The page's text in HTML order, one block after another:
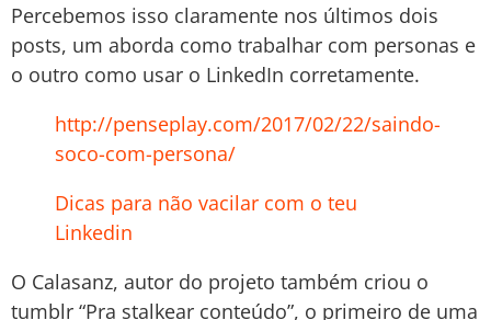
Percebemos isso claramente nos últimos dois
posts, um aborda como trabalhar com personas e
o outro como usar o LinkedIn corretamente.
http://penseplay.com/2017/02/22/saindo-
soco-com-persona/
Dicas para não vacilar com o teu
Linkedin
O Calasanz, autor do projeto também criou o
tumblr “Pra stalkear conteúdo”, o primeiro de uma